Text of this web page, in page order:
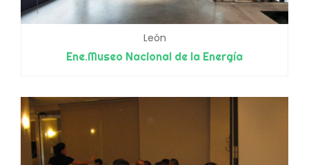
León
Ene.Museo Nacional de la Energía